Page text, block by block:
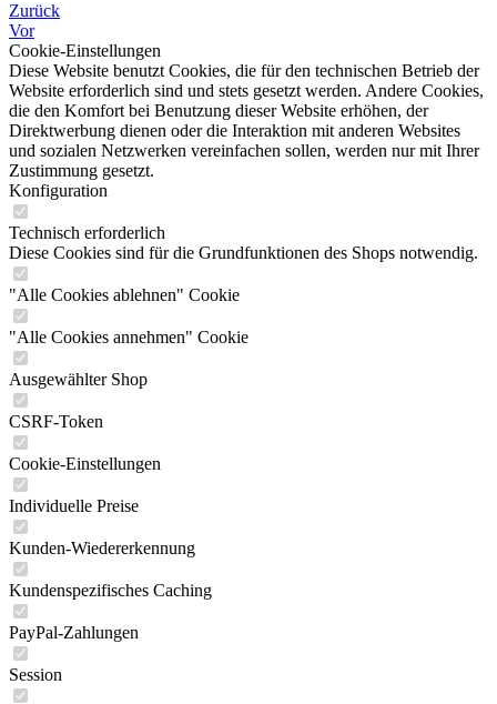
Zurück
Vor
Cookie-Einstellungen
Diese Website benutzt Cookies, die für den technischen Betrieb der
Website erforderlich sind und stets gesetzt werden. Andere Cookies,
die den Komfort bei Benutzung dieser Website erhöhen, der
Direktwerbung dienen oder die Interaktion mit anderen Websites
und sozialen Netzwerken vereinfachen sollen, werden nur mit Ihrer
Zustimmung gesetzt.
Konfiguration
Technisch erforderlich
Diese Cookies sind für die Grundfunktionen des Shops notwendig.
"Alle Cookies ablehnen" Cookie
"Alle Cookies annehmen" Cookie
Ausgewählter Shop
CSRF-Token
Cookie-Einstellungen
Individuelle Preise
Kunden-Wiedererkennung
Kundenspezifisches Caching
PayPal-Zahlungen
Session